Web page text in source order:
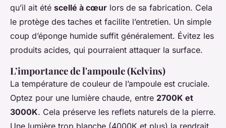
qu’il ait été scellé à cœur lors de sa fabrication. Cela
le protège des taches et facilite l’entretien. Un simple
coup d’éponge humide suffit généralement. Évitez les
produits acides, qui pourraient attaquer la surface.
L’importance de l'ampoule (Kelvins)
La température de couleur de l’ampoule est cruciale.
Optez pour une lumière chaude, entre 2700K et
3000K. Cela préserve les reflets naturels de la pierre.
Une lumière trop blanche (4000K et plus) la rendrait